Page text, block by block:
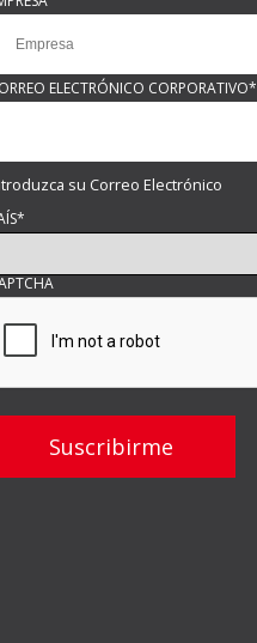
ELECTRÓNICO CORPORATIVO*
su Correo Electrónico
*